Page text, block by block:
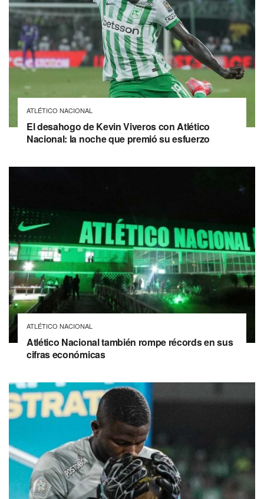
ATLÉTICO NACIONAL
El desahogo de Kevin Viveros con Atlético
Nacional: la noche que premió su esfuerzo
ATLÉTICO NACIONAL
Atlético Nacional también rompe récords en sus
cifras económicas